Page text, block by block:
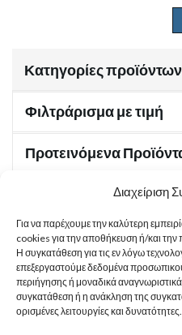
Διαχείριση
Για να παρέχουμε την καλύτερη
cookies για την αποθήκευση ή/και
Η συγκατάθεση για τις εν λόγω
επεξεργαστούμε δεδομένα
περιήγησης ή μοναδικά
συγκατάθεση ή η ανάκληση της
ορισμένες λειτουργίες και δυνατότητες.
Κατηγορίες προϊόντων
Φιλτράρισμα με τιμή
Προτεινόμενα
Χρήσιμα Έγγραφα
Sitemap
Στοιχεία Επικοινωνίας